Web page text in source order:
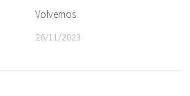
Volvemos
26/11/2023